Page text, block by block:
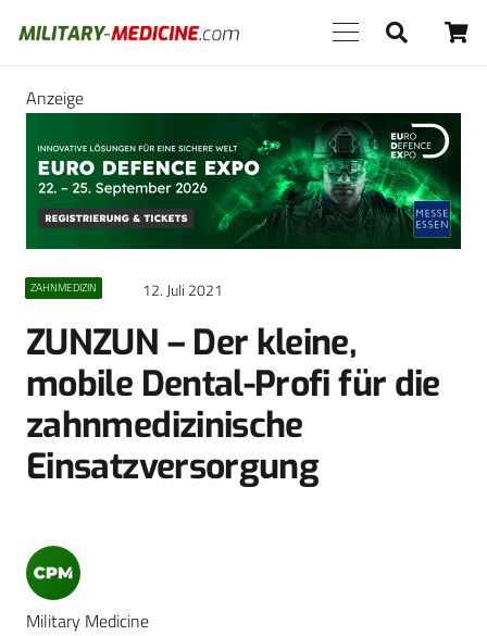
Anzeige
ZAHNMEDIZIN 12. Juli 2021
ZUNZUN – Der kleine,
mobile Dental-Profi für die
zahnmedizinische
Einsatzversorgung
Military Medicine